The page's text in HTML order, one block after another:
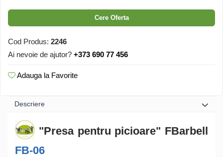
Cere Oferta
Cod Produs: 2246
Ai nevoie de ajutor? +373 690 77 456
Adauga la Favorite
Descriere
"Presa pentru picioare" FBarbell
FB-06